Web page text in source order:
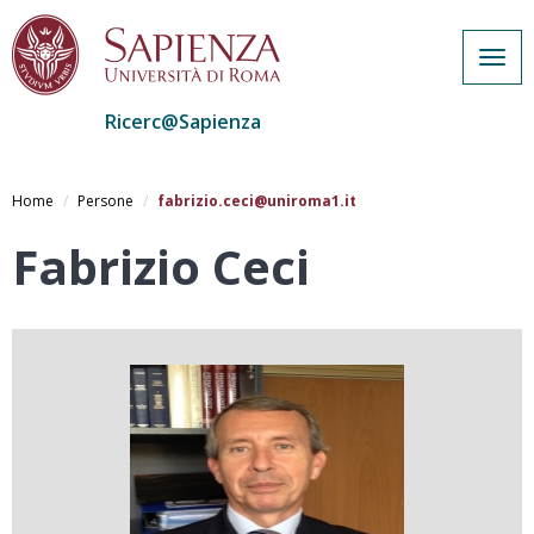
al
principale
Ricerc@Sapienza
Home Persone fabrizio.ceci@uniroma1.it
Fabrizio Ceci